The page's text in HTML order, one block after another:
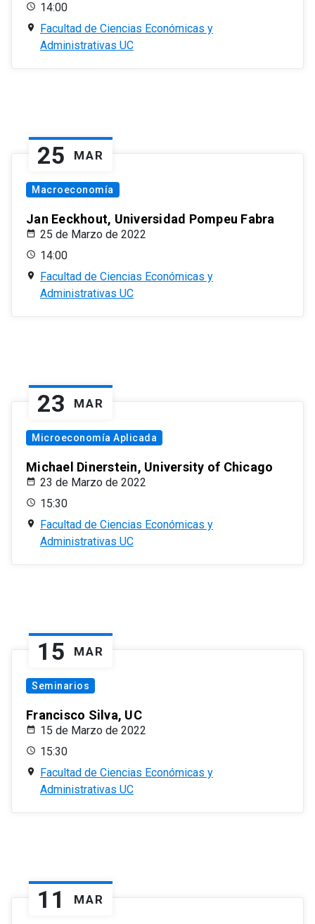
14:00
Facultad de Ciencias Económicas y
Administrativas UC
25 MAR
Macroeconomía
Jan Eeckhout, Universidad Pompeu Fabra
25 de Marzo de 2022
14:00
Facultad de Ciencias Económicas y
Administrativas UC
23 MAR
Microeconomía Aplicada
Michael Dinerstein, University of Chicago
23 de Marzo de 2022
15:30
Facultad de Ciencias Económicas y
Administrativas UC
15 MAR
Seminarios
Francisco Silva, UC
15 de Marzo de 2022
15:30
Facultad de Ciencias Económicas y
Administrativas UC
11 MAR